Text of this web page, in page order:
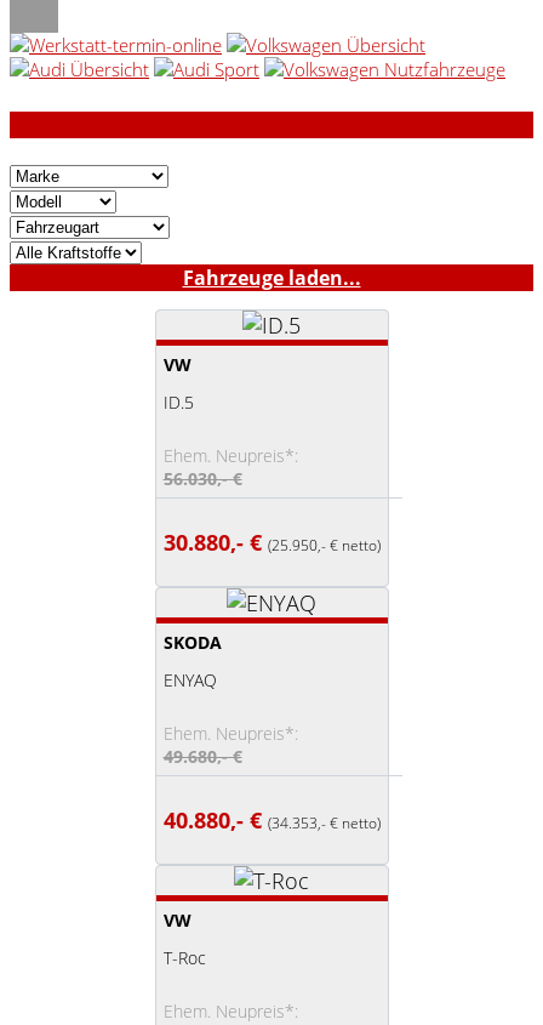
Fahrzeuge laden...
VW
ID.5
Ehem. Neupreis*:
56.030,- €
30.880,- € (25.950,- € netto)
SKODA
ENYAQ
Ehem. Neupreis*:
49.680,- €
40.880,- € (34.353,- € netto)
VW
T-Roc
Ehem. Neupreis*: